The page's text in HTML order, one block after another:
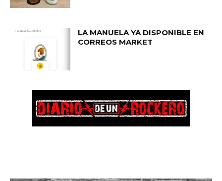
LA MANUELA YA DISPONIBLE EN
CORREOS MARKET